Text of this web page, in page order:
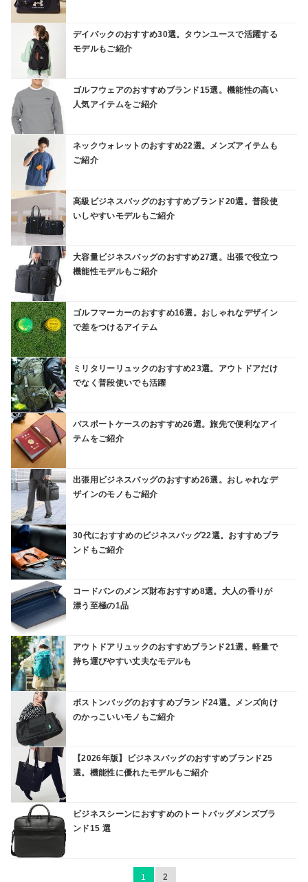
デイパックのおすすめ30選。タウンユースで活躍する
モデルもご紹介
ゴルフウェアのおすすめブランド15選。機能性の高い
人気アイテムをご紹介
ネックウォレットのおすすめ22選。メンズアイテムも
ご紹介
高級ビジネスバッグのおすすめブランド20選。普段使
いしやすいモデルもご紹介
大容量ビジネスバッグのおすすめ27選。出張で役立つ
機能性モデルもご紹介
ゴルフマーカーのおすすめ16選。おしゃれなデザイン
で差をつけるアイテム
ミリタリーリュックのおすすめ23選。アウトドアだけ
でなく普段使いでも活躍
パスポートケースのおすすめ26選。旅先で便利なアイ
テムをご紹介
出張用ビジネスバッグのおすすめ26選。おしゃれなデ
ザインのモノもご紹介
30代におすすめのビジネスバッグ22選。おすすめブラ
ンドもご紹介
コードバンのメンズ財布おすすめ8選。大人の香りが
漂う至極の1品
アウトドアリュックのおすすめブランド21選。軽量で
持ち運びやすい丈夫なモデルも
ボストンバッグのおすすめブランド24選。メンズ向け
のかっこいいモノもご紹介
【2026年版】ビジネスバッグのおすすめブランド25
選。機能性に優れたモデルもご紹介
ビジネスシーンにおすすめのトートバッグメンズブラ
ンド15 選
1 2